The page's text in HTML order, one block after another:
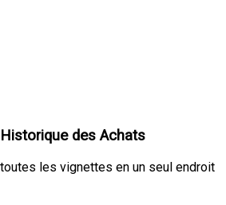
Historique des Achats
toutes les vignettes en un seul endroit